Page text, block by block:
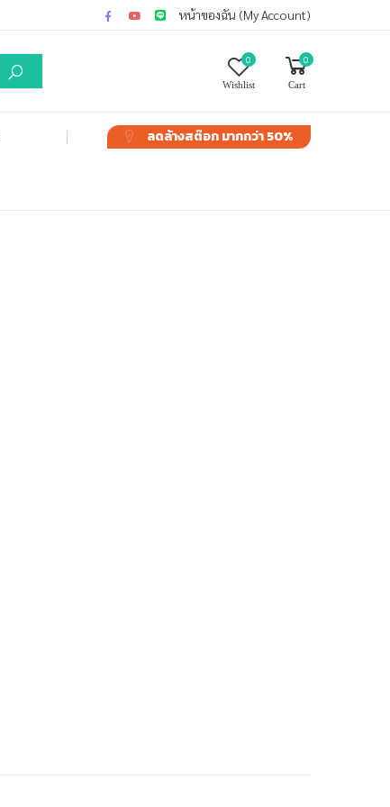
หน้าของฉัน (My Account)
0
Wishlist
0
Cart
ลดล้างสต๊อกมากกว่า 50%